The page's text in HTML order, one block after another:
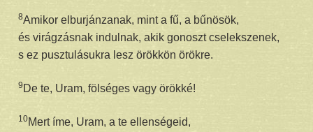
8Amikor elburjánzanak, mint a fű, a bűnösök,
és virágzásnak indulnak, akik gonoszt cselekszenek,
s ez pusztulásukra lesz örökkön örökre.
9De te, Uram, fölséges vagy örökké!
10Mert íme, Uram, a te ellenségeid,